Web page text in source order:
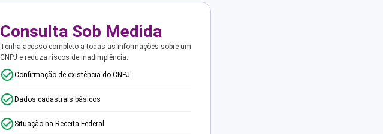
Consulta Sob Medida
Tenha acesso completo a todas as informações sobre um
CNPJ e reduza riscos de inadimplência.
Confirmação de existência do CNPJ
Dados cadastrais básicos
Situação na Receita Federal